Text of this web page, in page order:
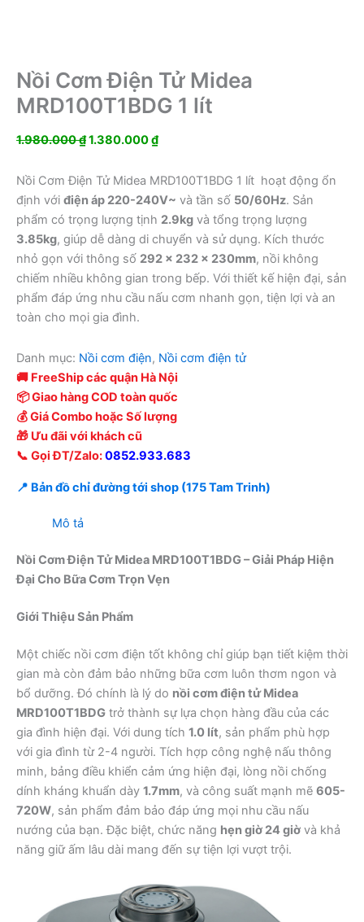
Nồi Cơm Điện Tử Midea
MRD100T1BDG 1 lít
1.980.000₫Giá
là:
1.980.000 ₫.
1.380.000₫Giá
tại
là:
1.380.000 ₫.
Nồi Cơm Điện Tử Midea MRD100T1BDG 1 lít hoạt động ổn
định với điện áp 220-240V~ và tần số 50/60Hz. Sản
phẩm có trọng lượng tịnh 2.9kg và tổng trọng lượng
3.85kg, giúp dễ dàng di chuyển và sử dụng. Kích thước
nhỏ gọn với thông số 292 x 232 x 230mm, nồi không
chiếm nhiều không gian trong bếp. Với thiết kế hiện đại, sản
phẩm đáp ứng nhu cầu nấu cơm nhanh gọn, tiện lợi và an
toàn cho mọi gia đình.
Danh mục: Nồi cơm điện, Nồi cơm điện tử
🚚 FreeShip các quận Hà Nội
📦 Giao hàng COD toàn quốc
💰 Giá Combo hoặc Số lượng
🎁 Ưu đãi với khách cũ
📞 Gọi ĐT/Zalo:0852.933.683
📍 Bản đồ chỉ đường tới shop (175 Tam Trinh)
Mô tả
Nồi Cơm Điện Tử Midea MRD100T1BDG – Giải Pháp Hiện
Đại Cho Bữa Cơm Trọn Vẹn
Giới Thiệu Sản Phẩm
Một chiếc nồi cơm điện tốt không chỉ giúp bạn tiết kiệm thời
gian mà còn đảm bảo những bữa cơm luôn thơm ngon và
bổ dưỡng. Đó chính là lý do nồi cơm điện tử Midea
MRD100T1BDG trở thành sự lựa chọn hàng đầu của các
gia đình hiện đại. Với dung tích 1.0 lít, sản phẩm phù hợp
với gia đình từ 2-4 người. Tích hợp công nghệ nấu thông
minh, bảng điều khiển cảm ứng hiện đại, lòng nồi chống
dính kháng khuẩn dày 1.7mm, và công suất mạnh mẽ 605-
720W, sản phẩm đảm bảo đáp ứng mọi nhu cầu nấu
nướng của bạn. Đặc biệt, chức năng hẹn giờ 24 giờ và khả
năng giữ ấm lâu dài mang đến sự tiện lợi vượt trội.